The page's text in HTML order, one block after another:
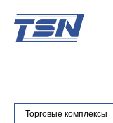
Торговые комплексы